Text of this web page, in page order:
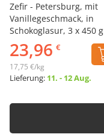
Zefir - Petersburg, mit
Vanillegeschmack, in
Schokoglasur, 3 х 450 g
23,96 €
17,75 €/kg
Lieferung: 11. - 12 Aug.